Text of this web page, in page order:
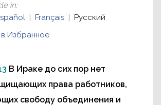
Избранное
in:
Français Русский
В Ираке до сих пор нет
права работников,
свободу объединения и